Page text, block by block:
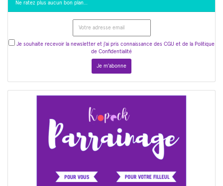
Ne ratez plus aucun bon plan…
Je souhaite recevoir la newsletter et j'ai pris connaissance des CGU et de la Politique
de Confidentialité